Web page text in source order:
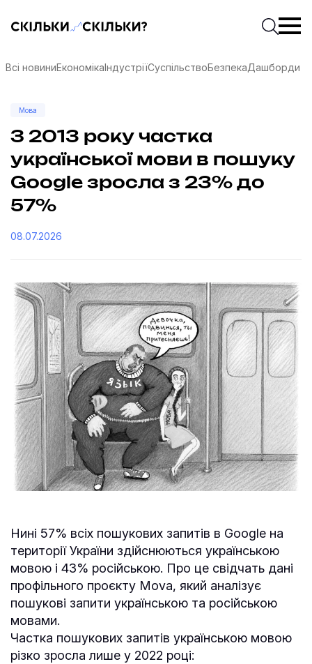
Скільки-скільки? — Медіа про суспільні даніПочати
Всі новиниЕкономікаІндустріїСуспільствоБезпекаДашборди
Мова
З 2013 року частка
української мови в пошуку
Google зросла з 23% до
57%
08.07.2026
Нині 57% всіх пошукових запитів в Google на
території України здійснюються українською
мовою і 43% російською. Про це свідчать дані
профільного проєкту Mova, який аналізує
пошукові запити українською та російською
мовами.
Частка пошукових запитів українською мовою
різко зросла лише у 2022 році: